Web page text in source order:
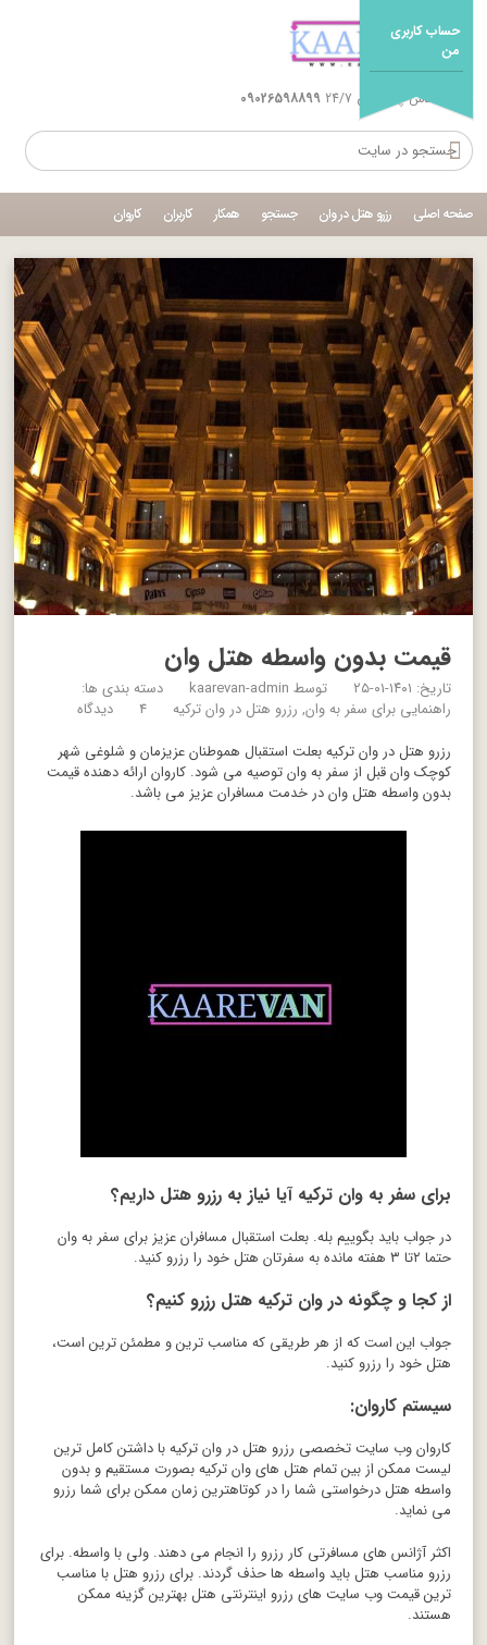
حساب کاربری
من
شماره تماس پشتیبانی 24/7 09026598899
صفحه اصلی رزرو هتل در وان جستجو همکار کاربران کاروان
قیمت بدون واسطه هتل وان
تاریخ: ۱۴۰۱-۰۱-۲۵ توسط kaarevan-admin
دسته بندی ها:
راهنمایی برای سفر به وان رزرو هتل در وان ترکیه
4 دیدگاه
رزرو هتل در وان ترکیه بعلت استقبال هموطنان عزیزمان و شلوغی شهر
کوچک وان قبل از سفر به وان توصیه می شود. کاروان ارائه دهنده قیمت
بدون واسطه هتل وان در خدمت مسافران عزیز می باشد.
برای سفر به وان ترکیه آیا نیاز به رزرو هتل داریم؟
در جواب باید بگوییم بله. بعلت استقبال مسافران عزیز برای سفر به وان
حتما ۲تا ۳ هفته مانده به سفرتان هتل خود را رزرو کنید.
از کجا و چگونه در وان ترکیه هتل رزرو کنیم؟
جواب این است که از هر طریقی که مناسب ترین و مطمئن ترین است،
هتل خود را رزرو کنید.
سیستم کاروان:
کاروان وب سایت تخصصی رزرو هتل در وان ترکیه با داشتن کامل ترین
لیست ممکن از بین تمام هتل های وان ترکیه بصورت مستقیم و بدون
واسطه هتل درخواستی شما را در کوتاهترین زمان ممکن برای شما رزرو
می نماید.
اکثر آژانس های مسافرتی کار رزرو را انجام می دهند. ولی با واسطه. برای
رزرو مناسب هتل باید واسطه ها حذف گردند. برای رزرو هتل با مناسب
ترین قیمت وب سایت های رزرو اینترنتی هتل بهترین گزینه ممکن
هستند.